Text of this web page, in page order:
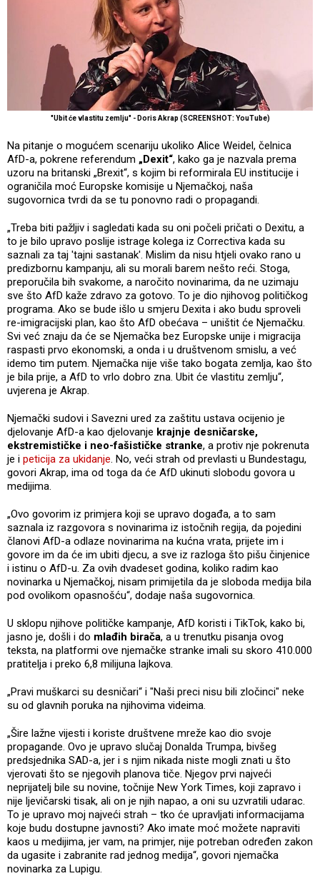
"Ubit će vlastitu zemlju" - Doris Akrap (SCREENSHOT: YouTube)
Na pitanje o mogućem scenariju ukoliko Alice Weidel, čelnica
AfD-a, pokrene referendum „Dexit“, kako ga je nazvala prema
uzoru na britanski „Brexit“, s kojim bi reformirala EU institucije i
ograničila moć Europske komisije u Njemačkoj, naša
sugovornica tvrdi da se tu ponovno radi o propagandi.
„Treba biti pažljiv i sagledati kada su oni počeli pričati o Dexitu, a
to je bilo upravo poslije istrage kolega iz Correctiva kada su
saznali za taj 'tajni sastanak'. Mislim da nisu htjeli ovako rano u
predizbornu kampanju, ali su morali barem nešto reći. Stoga,
preporučila bih svakome, a naročito novinarima, da ne uzimaju
sve što AfD kaže zdravo za gotovo. To je dio njihovog političkog
programa. Ako se bude išlo u smjeru Dexita i ako budu sproveli
re-imigracijski plan, kao što AfD obećava – uništit će Njemačku.
Svi već znaju da će se Njemačka bez Europske unije i migracija
raspasti prvo ekonomski, a onda i u društvenom smislu, a već
idemo tim putem. Njemačka nije više tako bogata zemlja, kao što
je bila prije, a AfD to vrlo dobro zna. Ubit će vlastitu zemlju“,
uvjerena je Akrap.
Njemački sudovi i Savezni ured za zaštitu ustava ocijenio je
djelovanje AfD-a kao djelovanje krajnje desničarske,
ekstremističke i neo-fašističke stranke, a protiv nje pokrenuta
je i peticija za ukidanje. No, veći strah od prevlasti u Bundestagu,
govori Akrap, ima od toga da će AfD ukinuti slobodu govora u
medijima.
„Ovo govorim iz primjera koji se upravo događa, a to sam
saznala iz razgovora s novinarima iz istočnih regija, da pojedini
članovi AfD-a odlaze novinarima na kućna vrata, prijete im i
govore im da će im ubiti djecu, a sve iz razloga što pišu činjenice
i istinu o AfD-u. Za ovih dvadeset godina, koliko radim kao
novinarka u Njemačkoj, nisam primijetila da je sloboda medija bila
pod ovolikom opasnošću“, dodaje naša sugovornica.
U sklopu njihove političke kampanje, AfD koristi i TikTok, kako bi,
jasno je, došli i do mlađih birača, a u trenutku pisanja ovog
teksta, na platformi ove njemačke stranke imali su skoro 410.000
pratitelja i preko 6,8 milijuna lajkova.
„Pravi muškarci su desničari“ i "Naši preci nisu bili zločinci" neke
su od glavnih poruka na njihovima videima.
„Šire lažne vijesti i koriste društvene mreže kao dio svoje
propagande. Ovo je upravo slučaj Donalda Trumpa, bivšeg
predsjednika SAD-a, jer i s njim nikada niste mogli znati u što
vjerovati što se njegovih planova tiče. Njegov prvi najveći
neprijatelj bile su novine, točnije New York Times, koji zapravo i
nije ljevičarski tisak, ali on je njih napao, a oni su uzvratili udarac.
To je upravo moj najveći strah – tko će upravljati informacijama
koje budu dostupne javnosti? Ako imate moć možete napraviti
kaos u medijima, jer vam, na primjer, nije potreban određen zakon
da ugasite i zabranite rad jednog medija“, govori njemačka
novinarka za Lupigu.